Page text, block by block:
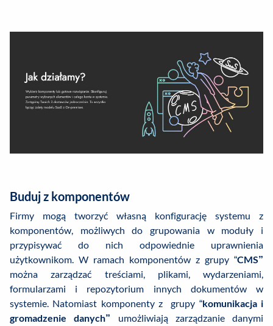
Buduj z komponentów
Firmy mogą tworzyć własną konfigurację systemu z
komponentów, możliwych do grupowania w moduły i
przypisywać do nich odpowiednie uprawnienia
użytkownikom. W ramach komponentów z grupy “CMS”
można zarządzać treściami, plikami, wydarzeniami,
formularzami i repozytorium innych dokumentów w
systemie. Natomiast komponenty z grupy “komunikacja i
gromadzenie danych” umożliwiają zarządzanie danymi